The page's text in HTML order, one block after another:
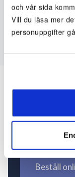
och vår sida
Vill du läsa mer
personuppgifter
Inte
igång
Beställ